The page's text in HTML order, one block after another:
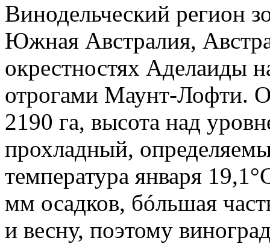
Винодельческий регион
Южная Австралия,
окрестностях Аделаиды
отрогами Маунт-Лофти.
2190 га, высота над
прохладный,
температура января
мм осадков, бóльшая
и весну, поэтому